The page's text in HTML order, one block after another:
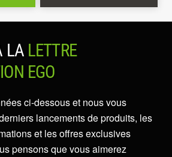
LA LETTRE
EGO
ci-dessous et nous vous
lancements de produits, les
et les offres exclusives
pensons que vous aimerez